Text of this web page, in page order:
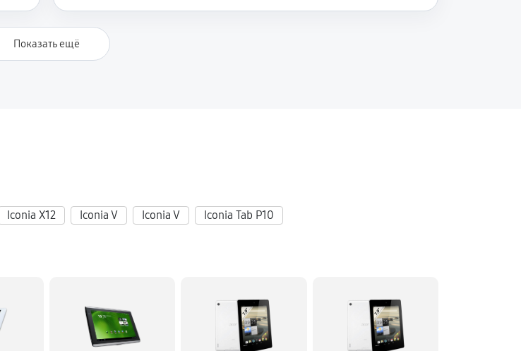
Показать ещё
Iconia X12 Iconia V Iconia V
Iconia Tab P10